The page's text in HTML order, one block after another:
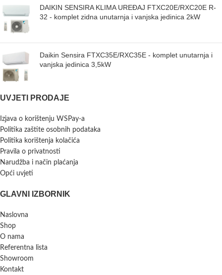
DAIKIN SENSIRA KLIMA UREĐAJ FTXC20E/RXC20E R-
32 - komplet zidna unutarnja i vanjska jedinica 2kW
Daikin Sensira FTXC35E/RXC35E - komplet unutarnja i
vanjska jedinica 3,5kW
UVJETI PRODAJE
Izjava o korištenju WSPay-a
Politika zaštite osobnih podataka
Politika korištenja kolačića
Pravila o privatnosti
Narudžba i način plaćanja
Opći uvjeti
GLAVNI IZBORNIK
Naslovna
Shop
O nama
Referentna lista
Showroom
Kontakt